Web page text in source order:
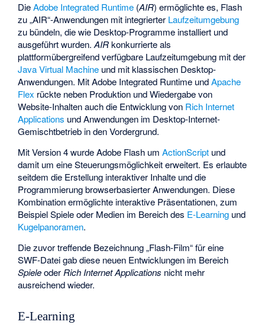
DieAdobe Integrated Runtime (AIR) ermöglichte es, Flash
zu „AIR“-Anwendungen mit integrierter Laufzeitumgebung
zu bündeln, die wie Desktop-Programme installiert und
ausgeführt wurden.AIRkonkurrierte als
plattformübergreifend verfügbare Laufzeitumgebung mit der
Java Virtual Machine und mit klassischen Desktop-
Anwendungen. Mit Adobe Integrated Runtime undApache
Flex rückte neben Produktion und Wiedergabe von
Website-Inhalten auch die Entwicklung von Rich Internet
Applications und Anwendungen im Desktop-Internet-
Gemischtbetrieb in den Vordergrund.
Mit Version 4 wurde Adobe Flash umActionScript und
damit um eine Steuerungsmöglichkeit erweitert. Es erlaubte
seitdem die Erstellung interaktiver Inhalte und die
Programmierung browserbasierter Anwendungen. Diese
Kombination ermöglichte interaktive Präsentationen, zum
Beispiel Spiele oder Medien im Bereich des E-Learning und
Kugelpanoramen.
Die zuvor treffende Bezeichnung „Flash-Film“ für eine
SWF-Datei gab diese neuen Entwicklungen im Bereich
Spieleoder Rich Internet Applications nicht mehr
ausreichend wieder.
E-Learning